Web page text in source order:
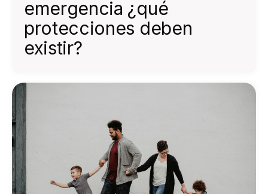
emergencia ¿qué
protecciones deben
existir?